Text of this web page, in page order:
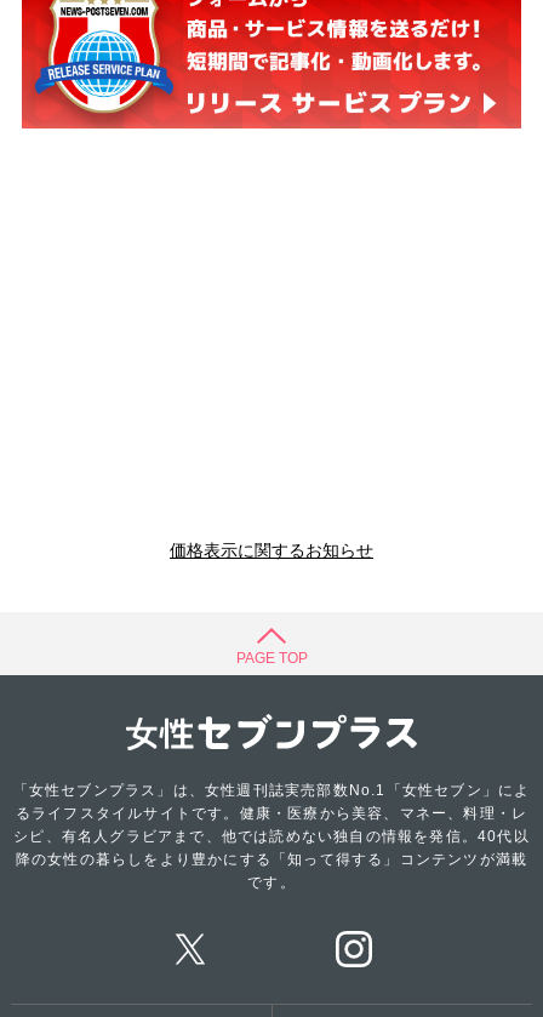
価格表示に関するお知らせ
PAGE TOP
「女性セブンプラス」は、女性週刊誌実売部数No.1「女性セブン」によ
るライフスタイルサイトです。健康・医療から美容、マネー、料理・レ
シピ、有名人グラビアまで、他では読めない独自の情報を発信。40代以
降の女性の暮らしをより豊かにする「知って得する」コンテンツが満載
です。